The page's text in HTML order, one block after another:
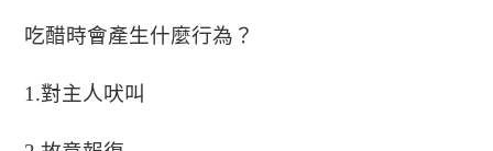
吃醋時會產生什麼行為？
1.對主人吠叫